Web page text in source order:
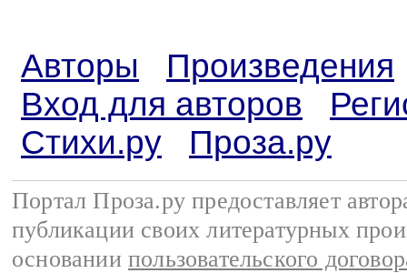
Авторы
Произведения
Вход для авторов
Стихи.ру
Проза.ру
Портал Проза.ру предоставляет
публикации своих литературных
основании пользовательского